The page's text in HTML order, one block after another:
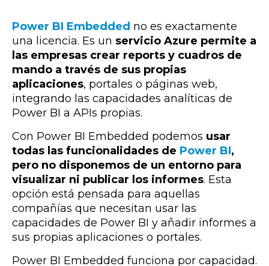
Power BI Embedded no es exactamente
una licencia. Es un servicio Azure permite a
las empresas crear reports y cuadros de
mando a través de sus propias
aplicaciones, portales o páginas web,
integrando las capacidades analíticas de
Power BI a APIs propias.
Con Power BI Embedded podemos usar
todas las funcionalidades de Power BI,
pero no disponemos de un entorno para
visualizar ni publicar los informes. Esta
opción está pensada para aquellas
compañías que necesitan usar las
capacidades de Power BI y añadir informes a
sus propias aplicaciones o portales.
Power BI Embedded funciona por capacidad.